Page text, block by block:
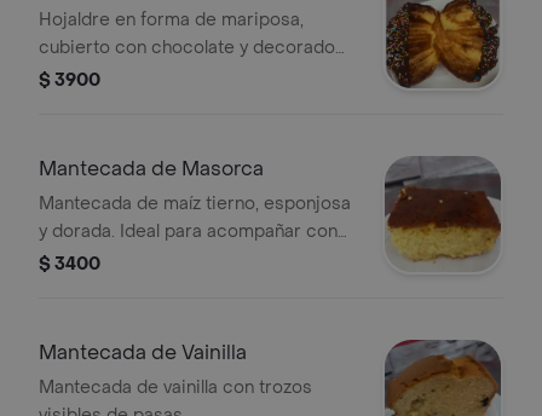
Hojaldre en forma de mariposa,
cubierto con chocolate y decorado
con chispas de colores.
$ 3900
Mantecada de Masorca
Mantecada de maíz tierno, esponjosa
y dorada. Ideal para acompañar con
café.
$ 3400
Mantecada de Vainilla
Mantecada de vainilla con trozos